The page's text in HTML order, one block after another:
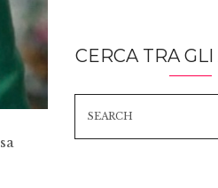
CERCA TRA